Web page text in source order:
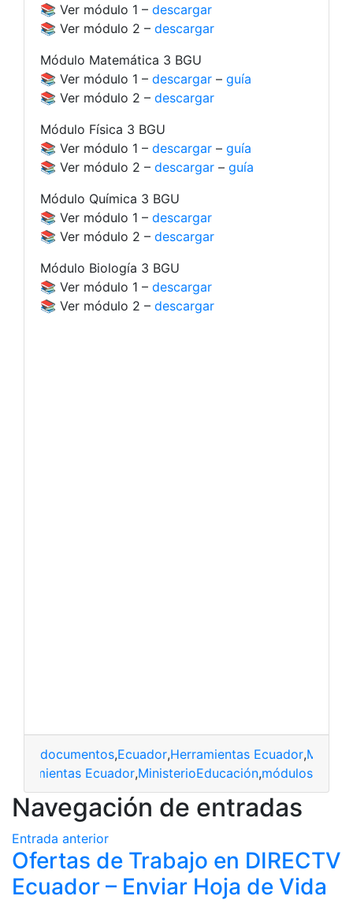
📚 Ver módulo 1 – descargar
📚 Ver módulo 2 – descargar
Módulo Matemática 3 BGU
📚 Ver módulo 1 – descargar – guía
📚 Ver módulo 2 – descargar
Módulo Física 3 BGU
📚 Ver módulo 1 – descargar – guía
📚 Ver módulo 2 – descargar – guía
Módulo Química 3 BGU
📚 Ver módulo 1 – descargar
📚 Ver módulo 2 – descargar
Módulo Biología 3 BGU
📚 Ver módulo 1 – descargar
📚 Ver módulo 2 – descargar
documentos,Ecuador,Herramientas Ecuador,
Herramientas Ecuador,MinisterioEducación,módulos
Navegación de entradas
Entrada anterior
Ofertas de Trabajo en DIRECTV
Ecuador – Enviar Hoja de Vida